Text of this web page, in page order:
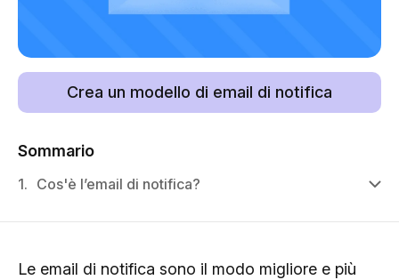
Crea un modello di email di notifica
Sommario
1. Cos'è l’email di notifica?
Le email di notifica sono il modo migliore e più